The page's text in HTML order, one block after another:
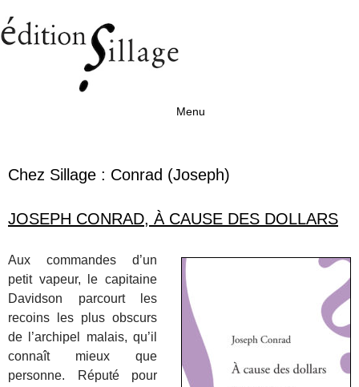
Menu
Chez Sillage : Conrad (Joseph)
JOSEPH CONRAD, À CAUSE DES DOLLARS
Aux commandes d’un
petit vapeur, le capitaine
Davidson parcourt les
recoins les plus obscurs
de l’archipel malais, qu’il
connaît mieux que
personne. Réputé pour